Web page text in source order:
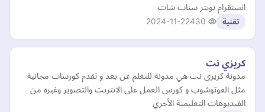
انستقرام تويتر سناب شات
تقنية 2024-11-22
كريزي نت
مدونة كريزى نت هي مدونة للتعلم عن بعد و تقدم كورسات مجانية
مثل الفوتوشوب و كورس العمل على الانترنت والتصوير وغيره من
الفيديوهات التعليمية الأخري